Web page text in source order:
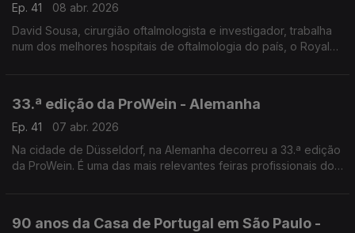
Ep. 41
08 abr. 2026
David Sousa, cirurgião oftalmologista e investigador, trabalha
num dos melhores hospitais de oftalmologia do país, o Royal
33.ª edição da ProWein - Alemanha
Ep. 41
07 abr. 2026
Na cidade de Düsseldorf, na Alemanha decorreu a 33.ª edição
da ProWein. É uma das mais relevantes feiras profissionais do
90 anos da Casa de Portugal em São Paulo -